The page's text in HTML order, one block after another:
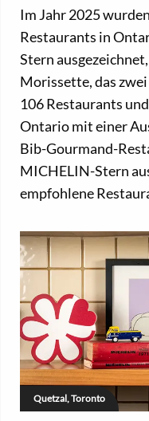
Im Jahr 2025
Restaurants in
Stern
Morissette, das
106 Restaurants
Ontario mit einer
Bib-Gourmand-
MICHELIN-Stern
empfohlene
Quetzal, Toronto